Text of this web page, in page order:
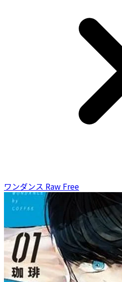
ワンダンス Raw Free